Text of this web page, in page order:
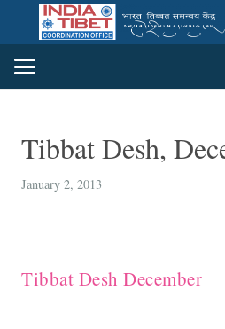
Tibbat Desh,
January 2, 2013
Tibbat Desh December